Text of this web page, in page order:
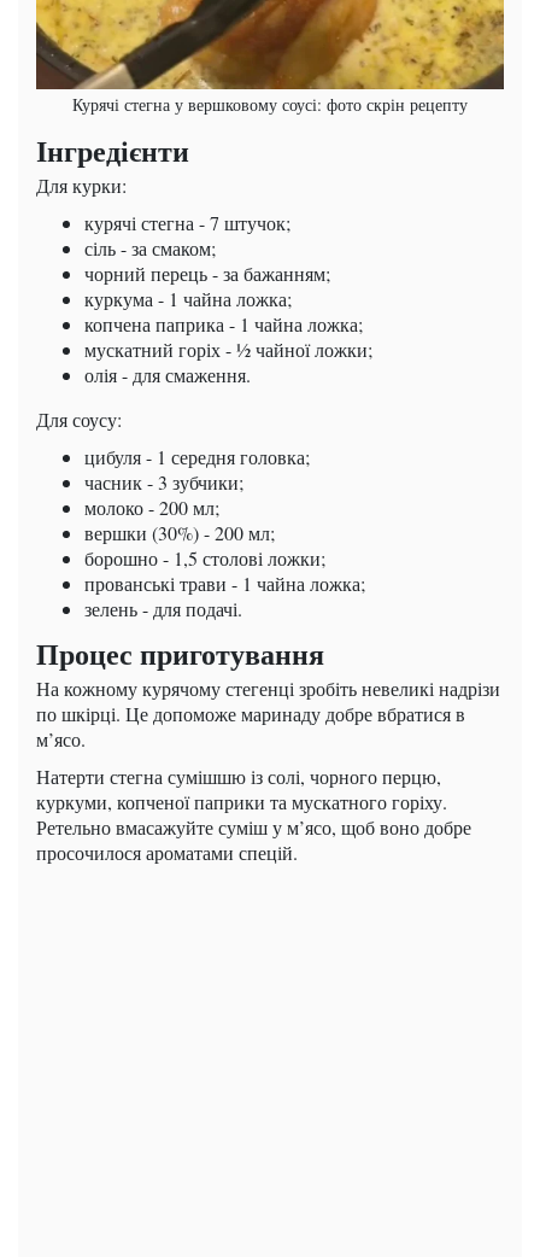
Курячі стегна у вершковому соусі: фото скрін рецепту
Інгредієнти
Для курки:
курячі стегна - 7 штучок;
сіль - за смаком;
чорний перець - за бажанням;
куркума - 1 чайна ложка;
копчена паприка - 1 чайна ложка;
мускатний горіх - ½ чайної ложки;
олія - для смаження.
Для соусу:
цибуля - 1 середня головка;
часник - 3 зубчики;
молоко - 200 мл;
вершки (30%) - 200 мл;
борошно - 1,5 столові ложки;
прованські трави - 1 чайна ложка;
зелень - для подачі.
Процес приготування
На кожному курячому стегенці зробіть невеликі надрізи
по шкірці. Це допоможе маринаду добре вбратися в
м’ясо.
Натерти стегна сумішшю із солі, чорного перцю,
куркуми, копченої паприки та мускатного горіху.
Ретельно вмасажуйте суміш у м’ясо, щоб воно добре
просочилося ароматами спецій.